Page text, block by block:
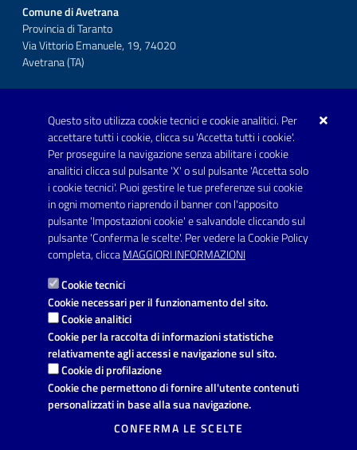
Questo sito utilizza cookie tecnici e cookie analitici. Per
accettare tutti i cookie, clicca su 'Accetta tutti i cookie'.
Per proseguire la navigazione senza abilitare i cookie
analitici clicca sul pulsante 'X' o sul pulsante 'Accetta solo
i cookie tecnici'. Puoi gestire le tue preferenze sui cookie
in ogni momento riaprendo il banner con l'apposito
pulsante 'Impostazioni cookie' e salvandole cliccando sul
pulsante 'Conferma le scelte'. Per vedere la Cookie Policy
completa, cliccaMAGGIORI INFORMAZIONI
Cookie tecnici
Cookie necessari per il funzionamento del sito.
Cookie analitici
Cookie per la raccolta di informazioni statistiche
relativamente agli accessi e navigazione sul sito.
Cookie di profilazione
Cookie che permettono di fornire all'utente contenuti
personalizzati in base alla sua navigazione.
CONFERMA LE SCELTE
Comune di Avetrana
Provincia di Taranto
Via Vittorio Emanuele, 19, 74020
Avetrana (TA)
Telefono: 0999707766
Fax: 0999704336
Posta Elettronica Certificata:
prot.comune.avetrana@pec.rupar.puglia.it
Link utili
Informativa privacy
Dichiarazione di accessibilità
Note legali
Leggi le FAQ
Richiesta di assistenza
Segnalazione disservizio